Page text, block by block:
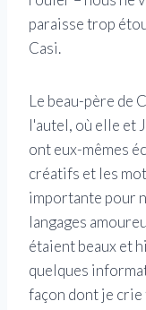
paraisse trop
Casi.
Le beau-père de
l'autel, où elle et
ont eux-mêmes
créatifs et les
importante pour
langages
étaient beaux et
quelques
façon dont je crie